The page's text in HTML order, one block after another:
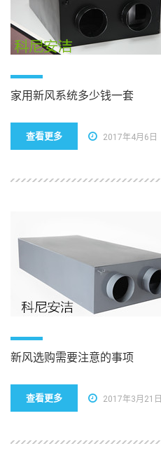
家用新风系统多少钱一套
查看更多 2017年4月6日
新风选购需要注意的事项
查看更多 2017年3月21日